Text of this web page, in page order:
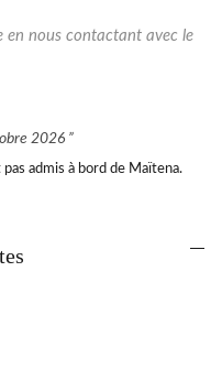
en nous contactant avec le
2026
admis à bord de Maïtena.